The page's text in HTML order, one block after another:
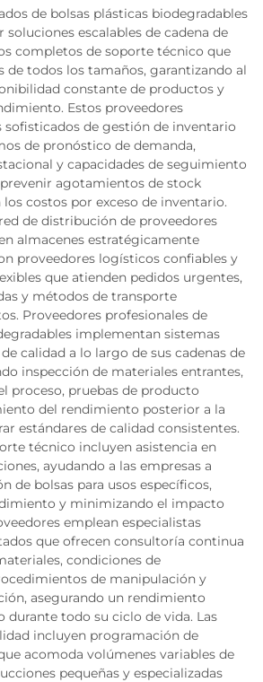
de bolsas plásticas biodegradables
soluciones escalables de cadena de
completos de soporte técnico que
de todos los tamaños, garantizando al
constante de productos y
Estos proveedores
sofisticados de gestión de inventario
de pronóstico de demanda,
y capacidades de seguimiento
agotamientos de stock
costos por exceso de inventario.
de distribución de proveedores
almacenes estratégicamente
proveedores logísticos confiables y
que atienden pedidos urgentes,
y métodos de transporte
Proveedores profesionales de
implementan sistemas
calidad a lo largo de sus cadenas de
inspección de materiales entrantes,
proceso, pruebas de producto
del rendimiento posterior a la
estándares de calidad consistentes.
técnico incluyen asistencia en
ayudando a las empresas a
de bolsas para usos específicos,
y minimizando el impacto
emplean especialistas
que ofrecen consultoría continua
condiciones de
de manipulación y
asegurando un rendimiento
todo su ciclo de vida. Las
incluyen programación de
acomoda volúmenes variables de
pequeñas y especializadas